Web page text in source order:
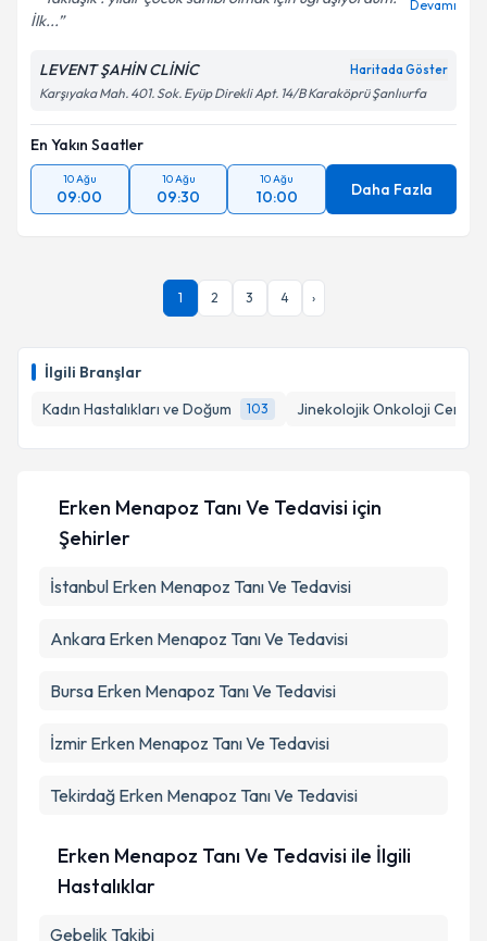
İlgili Branşlar
Kadın Hastalıkları ve Doğum
103 Jinekolojik Onkoloji
İlk...
Devamı
LEVENT ŞAHİN CLİNİC Haritada Göster
Karşıyaka Mah. 401. Sok. Eyüp Direkli Apt. 14/B Karaköprü Şanlıurfa
En Yakın Saatler
10 Ağu
09:00
10 Ağu
09:30
10 Ağu
10:00 Daha Fazla
1 2 3 4 ›
Erken Menapoz Tanı Ve Tedavisi için
Şehirler
İstanbul Erken Menapoz Tanı Ve Tedavisi
Ankara Erken Menapoz Tanı Ve Tedavisi
Bursa Erken Menapoz Tanı Ve Tedavisi
İzmir Erken Menapoz Tanı Ve Tedavisi
Tekirdağ Erken Menapoz Tanı Ve Tedavisi
Erken Menapoz Tanı Ve Tedavisi ile İlgili
Hastalıklar
Gebelik Takibi